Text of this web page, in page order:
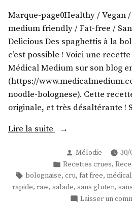
Marque-page0Healthy / Vegan
medium friendly / Fat-free /
Delicious Des spaghettis à la
c’est possible ! Voici une
Médical Medium sur son blog
(https://
noodle-bolognese). Cette
originale, et très désaltérante !
Lire la suite
« Spaghettis
courgette
à
la
bolognaise
Publié
par
Mélodie
30/
Publié
dans
Recettes crues,
Étiquettes :
bolognaise, cru, fat free,
rapide, raw, salade, sans gluten,
Laisser un